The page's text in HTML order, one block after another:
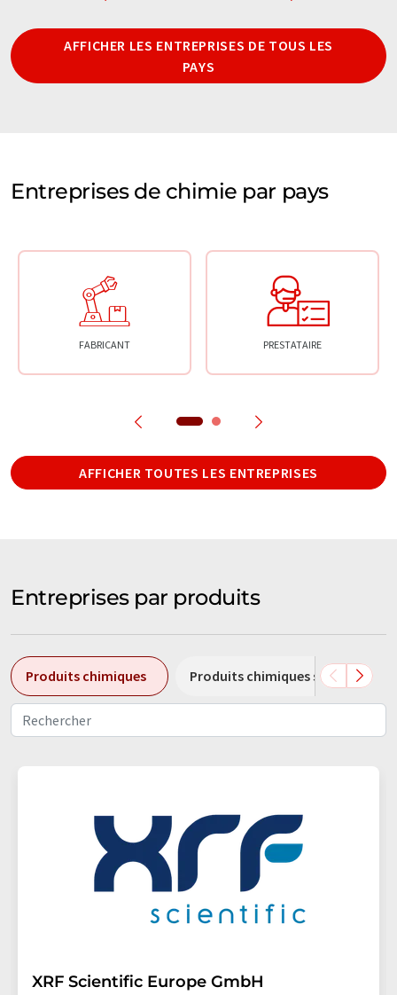
AFFICHER LES ENTREPRISES DE TOUS LES
PAYS
Entreprises de chimie par pays
FABRICANT PRESTATAIRE
AFFICHER TOUTES LES ENTREPRISES
Entreprises par produits
Produits chimiques Produits chimiques spéciaux
XRF Scientific Europe GmbH